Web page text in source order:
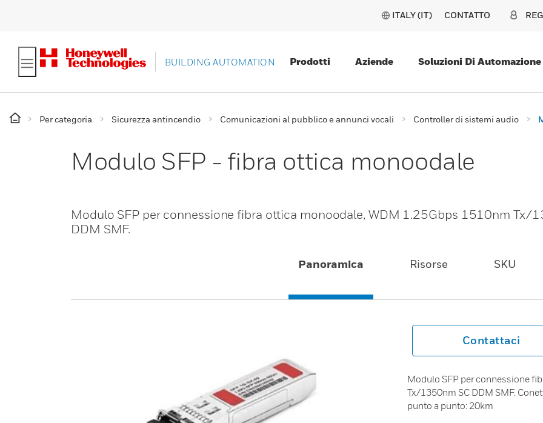
ITALY (IT) CONTATTO
BUILDING AUTOMATION Prodotti Aziende Soluzioni Di Automazione
Per categoria Sicurezza antincendio Comunicazioni al pubblico e annunci vocali Controller di sistemi audio
Modulo SFP - fibra ottica monoodale
Modulo SFP per connessione fibra ottica monoodale, WDM 1.25Gbps 1510nm Tx/
DDM SMF.
Panoramica Risorse SKU
Contattaci
Modulo SFP per connessione
Tx/1350nm SC DDM SMF.
punto a punto: 20km